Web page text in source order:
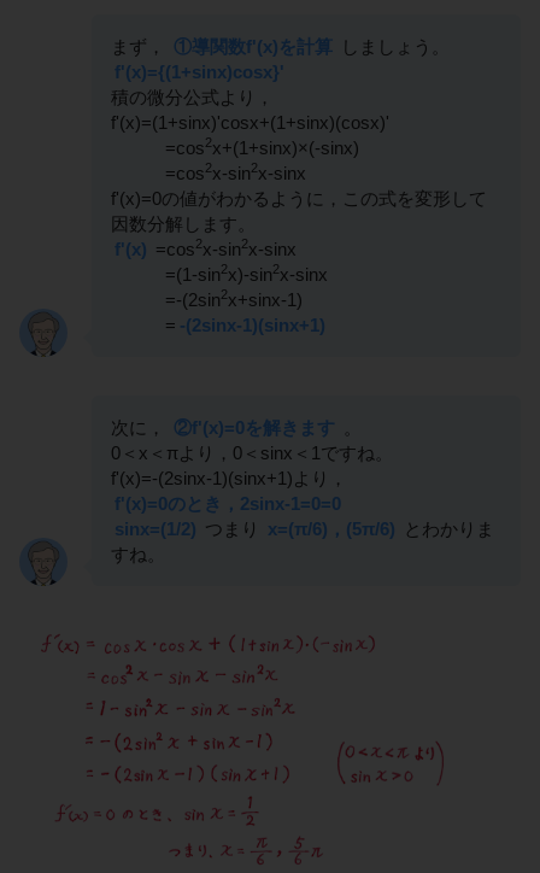
まず， ①導関数f'(x)を計算 しましょう。
f'(x)={(1+sinx)cosx}'
積の微分公式より，
f'(x)=(1+sinx)'cosx+(1+sinx)(cosx)'
=cos2x+(1+sinx)×(-sinx)
=cos2x-sin2x-sinx
f'(x)=0の値がわかるように，この式を変形して
因数分解します。
f'(x) =cos2x-sin2x-sinx
=(1-sin2x)-sin2x-sinx
=-(2sin2x+sinx-1)
= -(2sinx-1)(sinx+1)
次に， ②f'(x)=0を解きます
0＜x＜πより，0＜sinx＜1ですね。
f'(x)=-(2sinx-1)(sinx+1)より，
f'(x)=0のとき，2sinx-1=0=0
sinx=(1/2) つまり x=(π/6)，(5π/6)
とわかりま
すね。